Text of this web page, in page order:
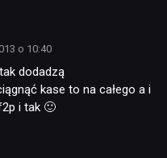
o 10:40
dodadzą
kase to na całego a i
i tak 🙂